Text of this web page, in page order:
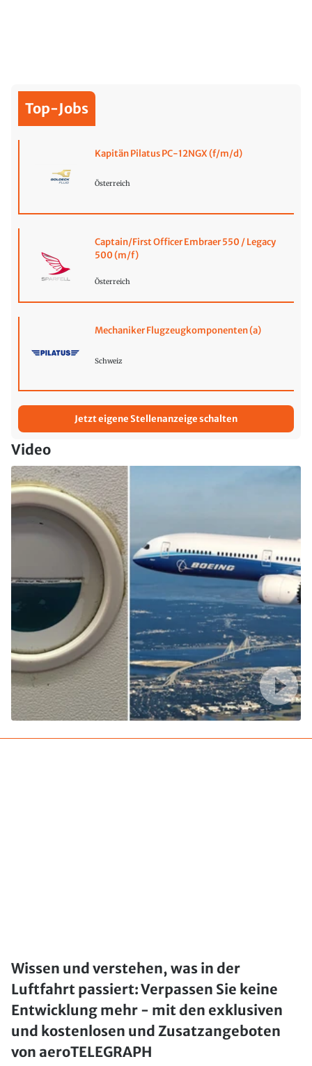
Top-Jobs
Kapitän Pilatus PC-12NGX (f/m/d)
Österreich
Captain/First Officer Embraer 550 / Legacy
500 (m/f)
Österreich
Mechaniker Flugzeugkomponenten (a)
Schweiz
Jetzt eigene Stellenanzeige schalten
Video
Wissen und verstehen, was in der
Luftfahrt passiert: Verpassen Sie keine
Entwicklung mehr - mit den exklusiven
und kostenlosen und Zusatzangeboten
von aeroTELEGRAPH